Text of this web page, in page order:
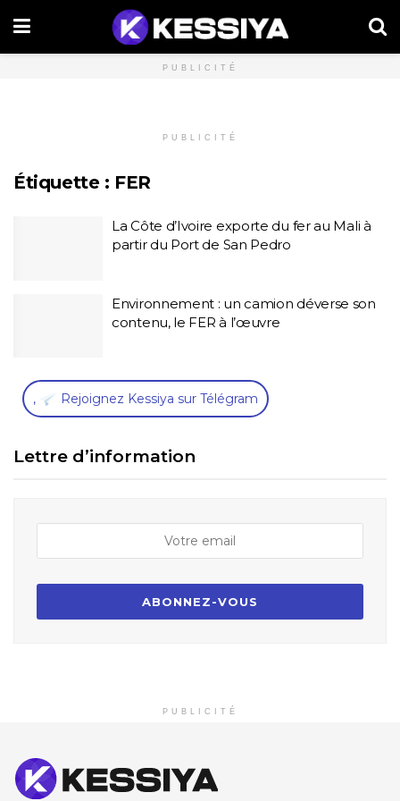
PUBLICITÉ
PUBLICITÉ
Étiquette : FER
La Côte d’Ivoire exporte du fer au Mali à
partir du Port de San Pedro
Environnement : un camion déverse son
contenu, le FER à l’œuvre
, Rejoignez Kessiya sur Télégram
Lettre d’information
PUBLICITÉ